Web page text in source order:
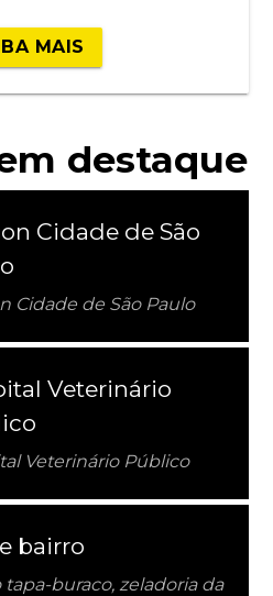
MAIS
destaque
Cidade de São
Cidade de São Paulo
Veterinário
Veterinário Público
bairro
tapa-buraco, zeladoria da